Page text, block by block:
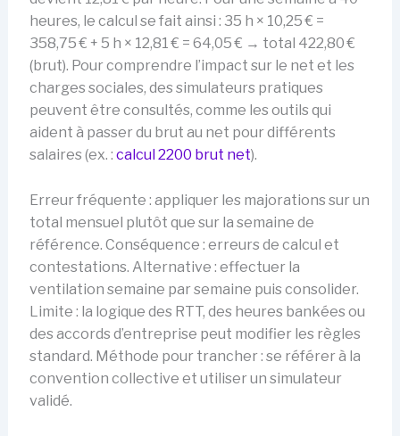
heures, le calcul se fait ainsi : 35 h × 10,25 € =
358,75 € + 5 h × 12,81 € = 64,05 € → total 422,80 €
(brut). Pour comprendre l’impact sur le net et les
charges sociales, des simulateurs pratiques
peuvent être consultés, comme les outils qui
aident à passer du brut au net pour différents
salaires (ex. : calcul 2200 brut net).
Erreur fréquente : appliquer les majorations sur un
total mensuel plutôt que sur la semaine de
référence. Conséquence : erreurs de calcul et
contestations. Alternative : effectuer la
ventilation semaine par semaine puis consolider.
Limite : la logique des RTT, des heures bankées ou
des accords d’entreprise peut modifier les règles
standard. Méthode pour trancher : se référer à la
convention collective et utiliser un simulateur
validé.